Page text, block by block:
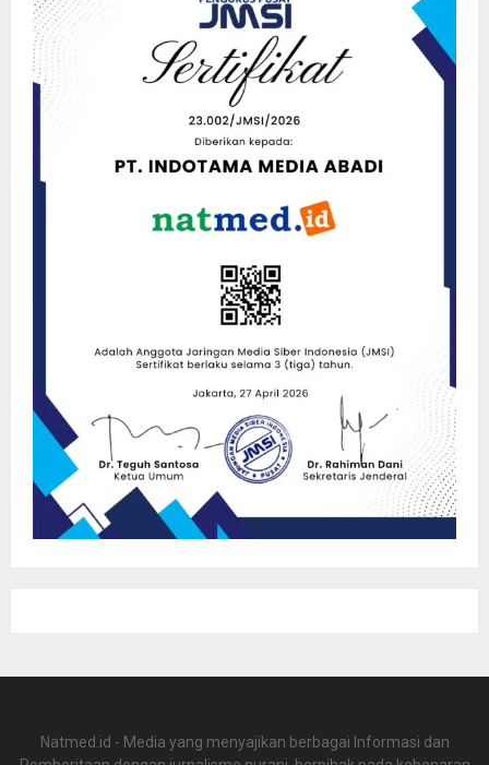
Natmed.id - Media yang menyajikan berbagai Informasi dan